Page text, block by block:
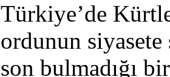
Türkiye’de
ordunun
son bulmadığı